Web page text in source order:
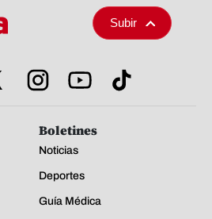
Subir
Boletines
Noticias
Deportes
Guía Médica